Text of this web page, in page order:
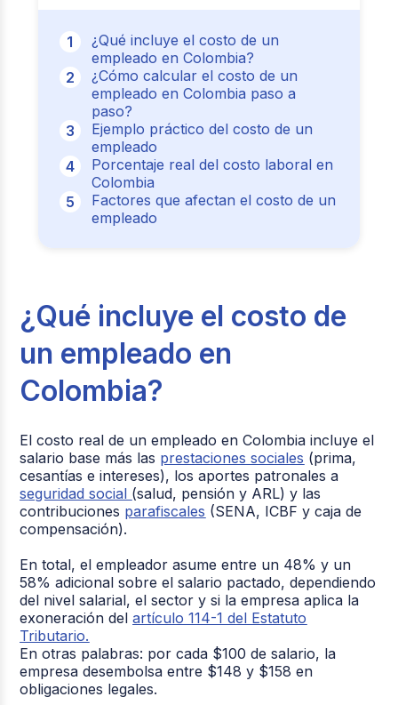
¿Qué incluye el costo de un
empleado en Colombia?
¿Cómo calcular el costo de un
empleado en Colombia paso a
paso?
Ejemplo práctico del costo de un
empleado
Porcentaje real del costo laboral en
Colombia
Factores que afectan el costo de un
empleado
¿Qué incluye el costo de
un empleado en
Colombia?
El costo real de un empleado en Colombia incluye el
salario base más las prestaciones sociales (prima,
cesantías e intereses), los aportes patronales a
seguridad social (salud, pensión y ARL) y las
contribuciones parafiscales (SENA, ICBF y caja de
compensación).
En total, el empleador asume entre un 48% y un
58% adicional sobre el salario pactado, dependiendo
del nivel salarial, el sector y si la empresa aplica la
exoneración delartículo 114-1 del Estatuto
Tributario.
En otras palabras: por cada $100 de salario, la
empresa desembolsa entre $148 y $158 en
obligaciones legales.